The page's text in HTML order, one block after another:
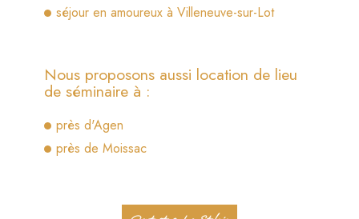
séjour en amoureux à Villeneuve-sur-Lot
Nous proposons aussi location de lieu
de séminaire à :
près d'Agen
près de Moissac